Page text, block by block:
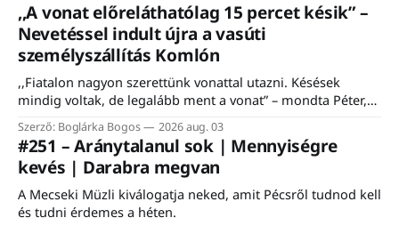
,,A vonat előreláthatólag 15 percet késik” –
Nevetéssel indult újra a vasúti
személyszállítás Komlón
,,Fiatalon nagyon szerettünk vonattal utazni. Késések
mindig voltak, de legalább ment a vonat” – mondta Péter,
egy komlói nyugdíjas, aki felidézte, hogy a vasútnak mindig
is fontos szerepe volt a város életében. Éppen ezért nem is
csoda, hogy a komlói vasútállomáson közel ezerfős tömeg
gyűlt össze szombaton a Komló–Dombóvár-vasútvonal
Szerző: Boglárka Bogos 2026 aug. 03
#251 – Aránytalanul sok | Mennyiségre
kevés | Darabra megvan
A Mecseki Müzli kiválogatja neked, amit Pécsről tudnod kell
és tudni érdemes a héten.